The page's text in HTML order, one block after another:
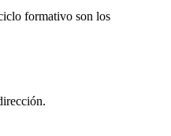
formativo son los